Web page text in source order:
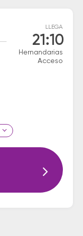
LLEGA
21:10
Hernandarias
Acceso